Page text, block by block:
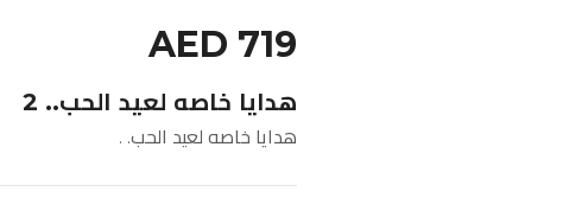
AED 719
هدايا خاصه لعيد الحب.. 2
هدايا خاصه لعيد الحب. .